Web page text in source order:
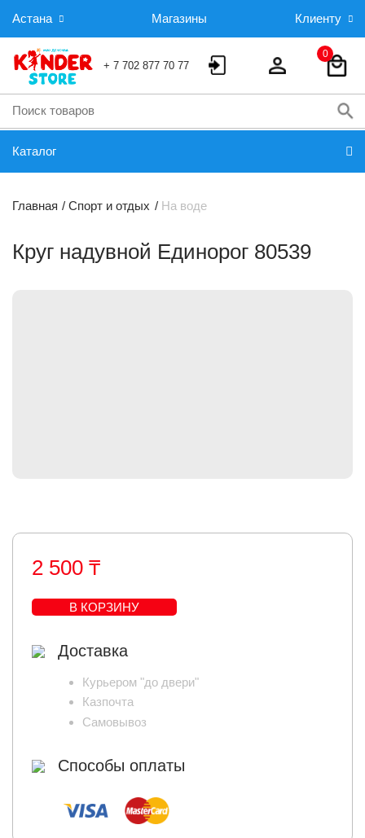
Астана Магазины Клиенту
+ 7 702 877 70 77
0
Каталог
Главная Спорт и отдых На воде
Круг надувной Единорог 80539
2 500 ₸
В КОРЗИНУ
Доставка
Курьером "до двери"
Казпочта
Самовывоз
Способы оплаты